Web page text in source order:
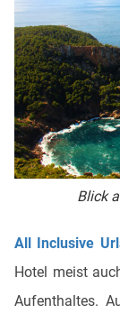
Blick
All Inclusive
Hotel meist
Aufenthaltes.